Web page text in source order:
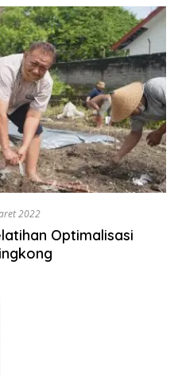
2022
Optimalisasi